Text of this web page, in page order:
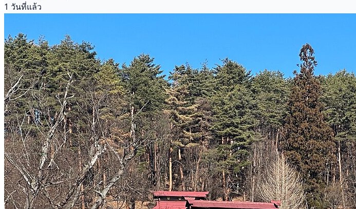
1 วันที่แล้ว